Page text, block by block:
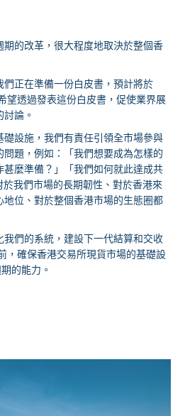
的改革，很大程度地取決於整個香
們正在準備一份白皮書，預計將於
望透過發表這份白皮書，促使業界展
論。
設施，我們有責任引領全市場參與
題，例如：「我們想要成為怎樣的
麼準備？」「我們如何就此達成共
我們市場的長期韌性、對於香港來
位、對於整個香港市場的生態圈都
們的系統，建設下一代結算和交收
，確保香港交易所現貨市場的基礎設
的能力。